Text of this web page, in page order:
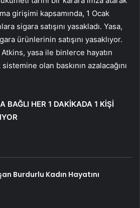
girişimi kapsamında, 1 Ocak
sigara satışını yasakladı. Yasa,
ürünlerinin satışını yasaklıyor.
Atkins, yasa ile binlerce hayatın
olan baskının azalacağını
BAĞLI HER 1 DAKİKADA 1 KİŞİ
Burdurlu Kadın Hayatını